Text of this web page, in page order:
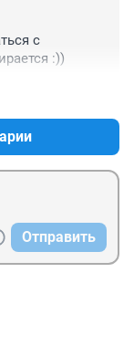
с
:))
Отправить